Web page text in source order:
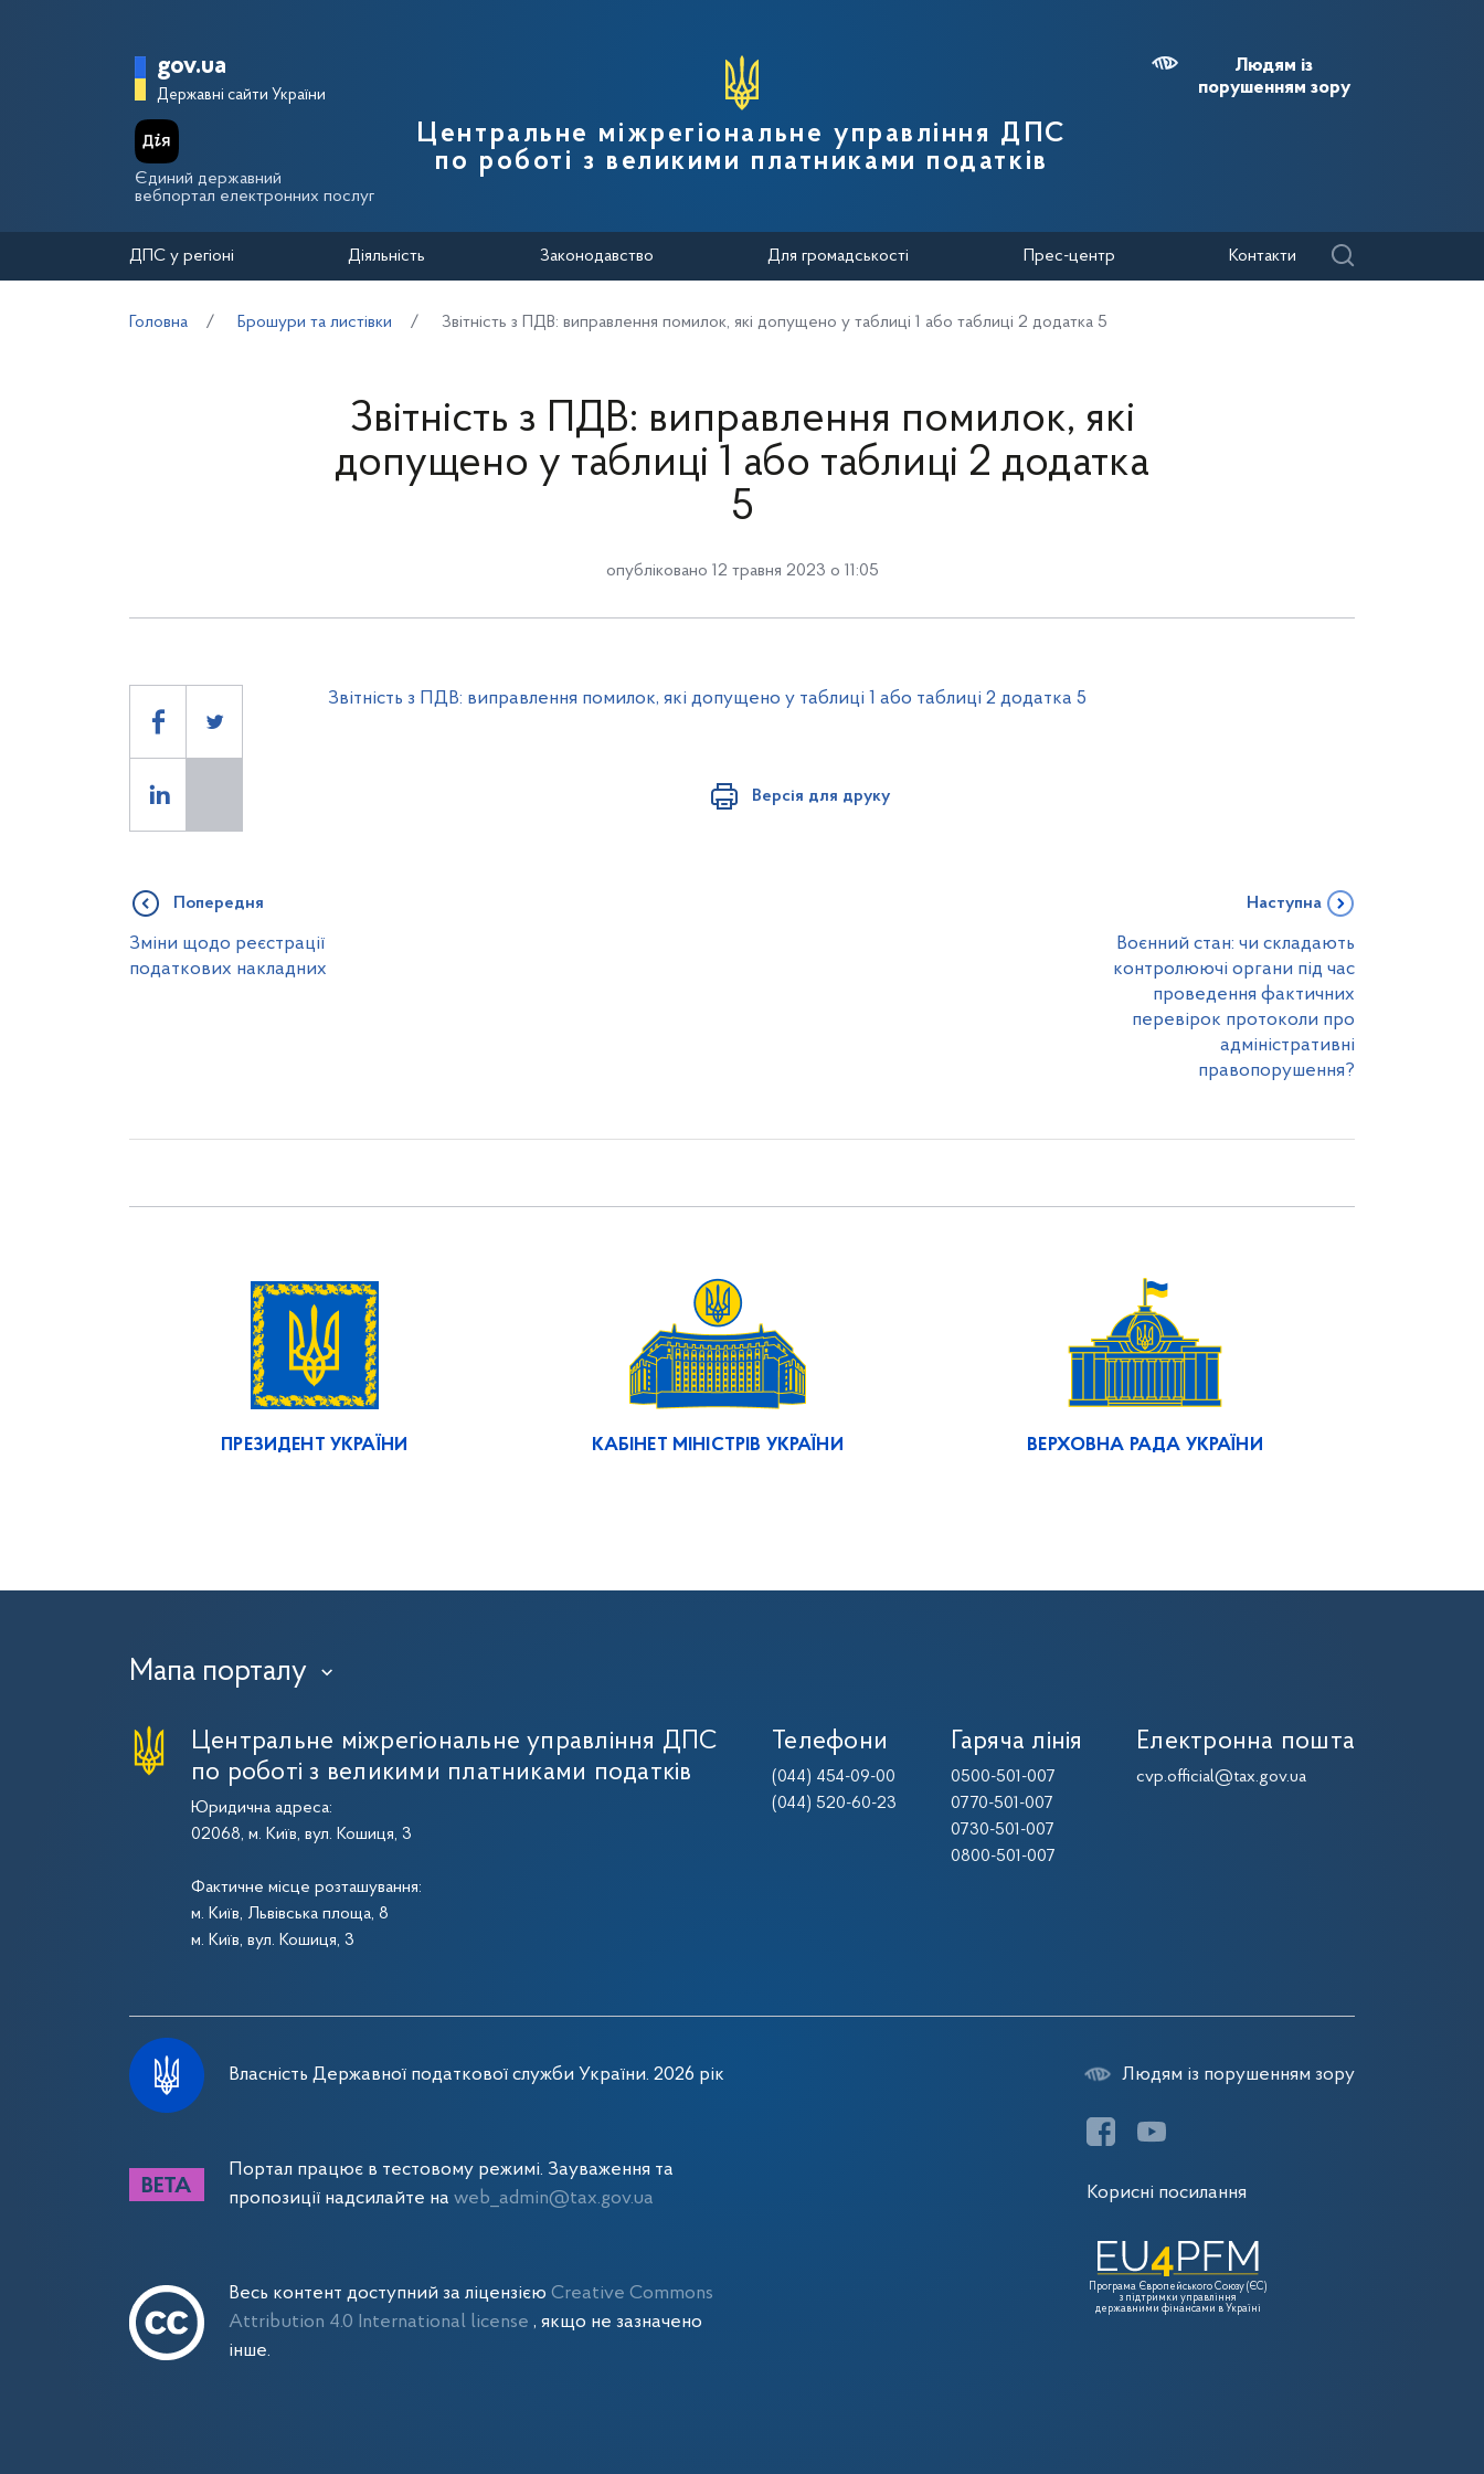
Головна сторінка Державної податкової служби України
gov.ua
Державні сайти України
Єдиний державний
вебпортал електронних послуг
Центральне міжрегіональне управління ДПС
по роботі з великими платниками податків
Людям із
порушенням зору
ДПС у регіоні Діяльність Законодавство Для громадськості Прес-центр Контакти
Головна Брошури та листівки Звітність з ПДВ: виправлення помилок, які допущено у таблиці 1 або таблиці 2 додатка 5
Звітність з ПДВ: виправлення помилок, які
допущено у таблиці 1 або таблиці 2 додатка
5
опубліковано 12 травня 2023 о 11:05
Звітність з ПДВ: виправлення помилок, які допущено у таблиці 1 або таблиці 2 додатка 5
Версія для друку
Попередня
Зміни щодо реєстрації
податкових накладних
Наступна
Воєнний стан: чи складають
контролюючі органи під час
проведення фактичних
перевірок протоколи про
адміністративні
правопорушення?
ПРЕЗИДЕНТ УКРАЇНИ КАБІНЕТ МІНІСТРІВ УКРАЇНИ ВЕРХОВНА РАДА УКРАЇНИ
Мапа порталу ›
Центральне міжрегіональне управління ДПС
по роботі з великими платниками податків
Юридична адреса:
02068, м. Київ, вул. Кошиця, 3
Фактичне місце розташування:
м. Київ, Львівська площа, 8
м. Київ, вул. Кошиця, 3
Телефони
(044) 454-09-00
(044) 520-60-23
Гаряча лінія
0500-501-007
0770-501-007
0730-501-007
0800-501-007
Електронна пошта
cvp.official@tax.gov.ua
Власність Державної податкової служби України. 2026 рік
Портал працює в тестовому режимі. Зауваження та
пропозиції надсилайте на web_admin@tax.gov.ua
Весь контент доступний за ліцензією Creative Commons
Attribution 4.0 International license , якщо не зазначено
інше.
Людям із порушенням зору
Корисні посилання
Програма Європейського Союзу (ЄС)
з підтримки управління
державними фінансами в Україні